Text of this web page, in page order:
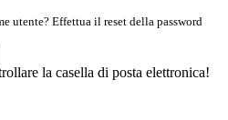
utente? Effettua il reset della password
la casella di posta elettronica!